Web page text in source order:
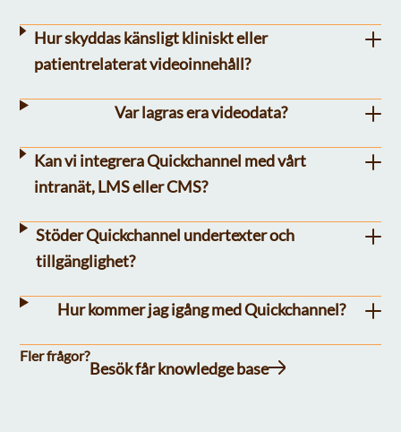
Hur skyddas känsligt kliniskt eller
patientrelaterat videoinnehåll?
Var lagras era videodata?
Kan vi integrera Quickchannel med vårt
intranät, LMS eller CMS?
Stöder Quickchannel undertexter och
tillgänglighet?
Hur kommer jag igång med Quickchannel?
Fler frågor?
Besök får knowledge base